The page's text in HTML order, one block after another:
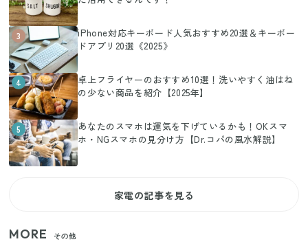
3
iPhone対応キーボード人気おすすめ20選＆キーボー
ドアプリ20選《2025》
4
卓上フライヤーのおすすめ10選！洗いやすく油はね
の少ない商品を紹介【2025年】
5
あなたのスマホは運気を下げているかも！OKスマ
ホ・NGスマホの見分け方【Dr.コパの風水解説】
家電の記事を見る
MORE その他